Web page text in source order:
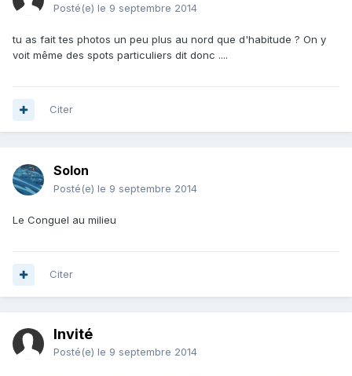
Posté(e) le 9 septembre 2014
tu as fait tes photos un peu plus au nord que d'habitude ? On y
voit même des spots particuliers dit donc ....
Citer
Solon
Posté(e) le 9 septembre 2014
Le Conguel au milieu
Citer
Invité
Posté(e) le 9 septembre 2014